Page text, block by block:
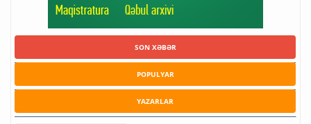
SON XƏBƏR
POPULYAR
YAZARLAR